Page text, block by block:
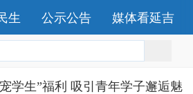
生 公示公告 媒体看延吉
学生”福利 吸引青年学子邂逅魅